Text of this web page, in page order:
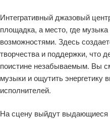
Интегративный джазовый
площадка, а место, где
возможностями. Здесь
творчества и поддержки, что
поистине незабываемым. Вы
музыки и ощутить энергетику
исполнителей.
На сцену выйдут